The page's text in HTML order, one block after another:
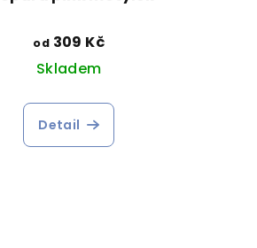
od 309 Kč
Skladem
Detail